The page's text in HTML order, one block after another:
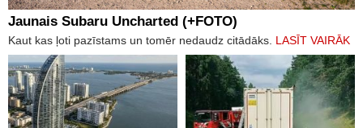
Jaunais Subaru Uncharted (+FOTO)
Kaut kas ļoti pazīstams un tomēr nedaudz citādāks. LASĪT VAIRĀK